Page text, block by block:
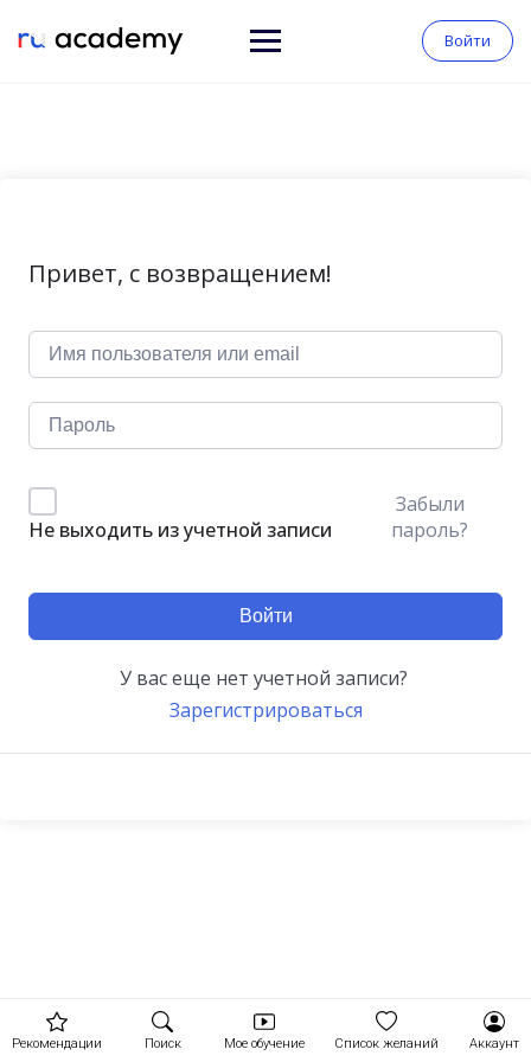
Войти
Привет, с возвращением!
Не выходить из учетной записи
Забыли
пароль?
Войти
У вас еще нет учетной записи?
Зарегистрироваться
Рекомендации Поиск Мое обучение Список желаний Аккаунт